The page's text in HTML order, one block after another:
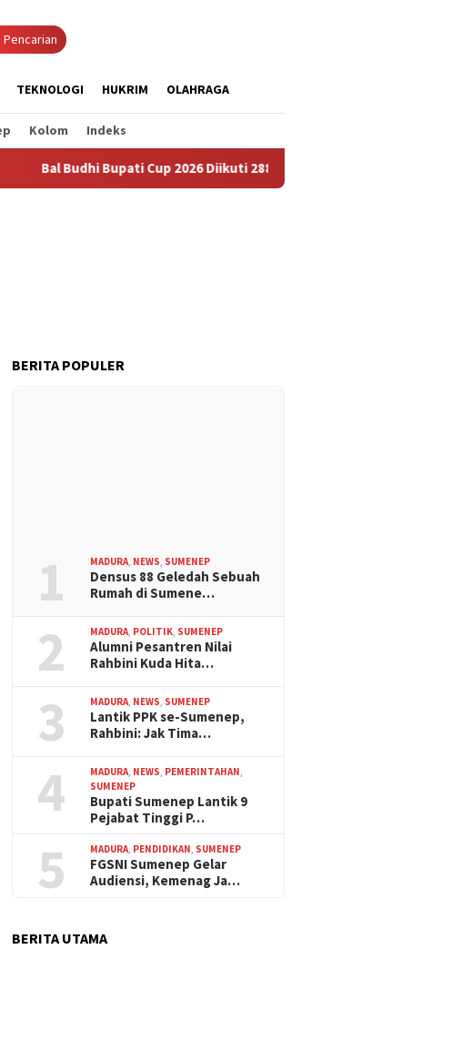
Pencarian
TEKNOLOGI HUKRIM OLAHRAGA
Kolom Indeks
Bupati Cup 2026 Diikuti 288 Grup, Jadi Ajang Lestarikan Budaya
BERITA POPULER
1 MADURA NEWS SUMENEP
Densus 88 Geledah Sebuah
Rumah di Sumene…
2 MADURA POLITIK SUMENEP
Alumni Pesantren Nilai
Rahbini Kuda Hita…
3 MADURA NEWS SUMENEP
Lantik PPK se-Sumenep,
Rahbini: Jak Tima…
4 MADURA NEWS PEMERINTAHAN
SUMENEP
Bupati Sumenep Lantik 9
Pejabat Tinggi P…
5 MADURA PENDIDIKAN SUMENEP
FGSNI Sumenep Gelar
Audiensi, Kemenag Ja…
BERITA UTAMA